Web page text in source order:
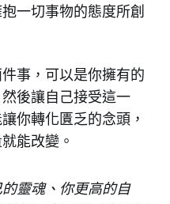
一切事物的態度所創
事，可以是你擁有的
後讓自己接受這一
你轉化匱乏的念頭，
能改變。
靈魂、你更高的自